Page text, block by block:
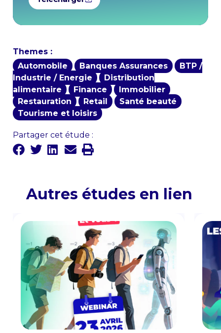
Themes :
Automobile
Banques Assurances
BTP /
Industrie / Energie
Distribution
alimentaire
Finance
Immobilier
Restauration
Retail
Santé beauté
Tourisme et loisirs
Partager cet étude :
Autres études en lien